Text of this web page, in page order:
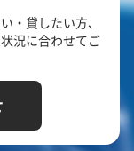
・貸したい方、
況に合わせてご